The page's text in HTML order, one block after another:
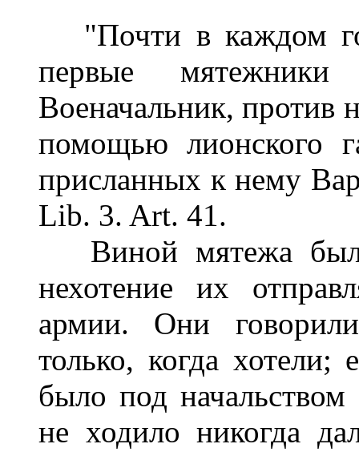
"Почти в каждом
первые
Военачальник, против
помощью лионского
присланных к нему
Lib. 3. Art. 41.
Виной мятежа был
нехотение их
армии. Они
только, когда
было под
не ходило никогда